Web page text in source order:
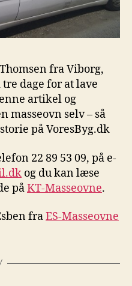
fra Viborg,
dage for at lave
artikel og
masseovn selv – så
på VoresByg.dk
22 89 53 09, på e-
og du kan læse
påKT-Masseovne.
fraES-Masseovne